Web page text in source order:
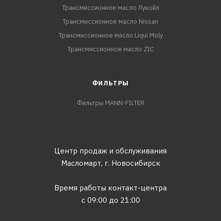
Трансмиссионное масло Лукойл
Трансмиссионное масло Nissan
Трансмиссионное масло Liqui Moly
Трансмиссионное масло ZIC
ФИЛЬТРЫ
Фильтры MANN-FILTER
Центр продаж и обслуживания
Масломарт, г. Новосибирск
Время работы контакт-центра
с 09:00 до 21:00